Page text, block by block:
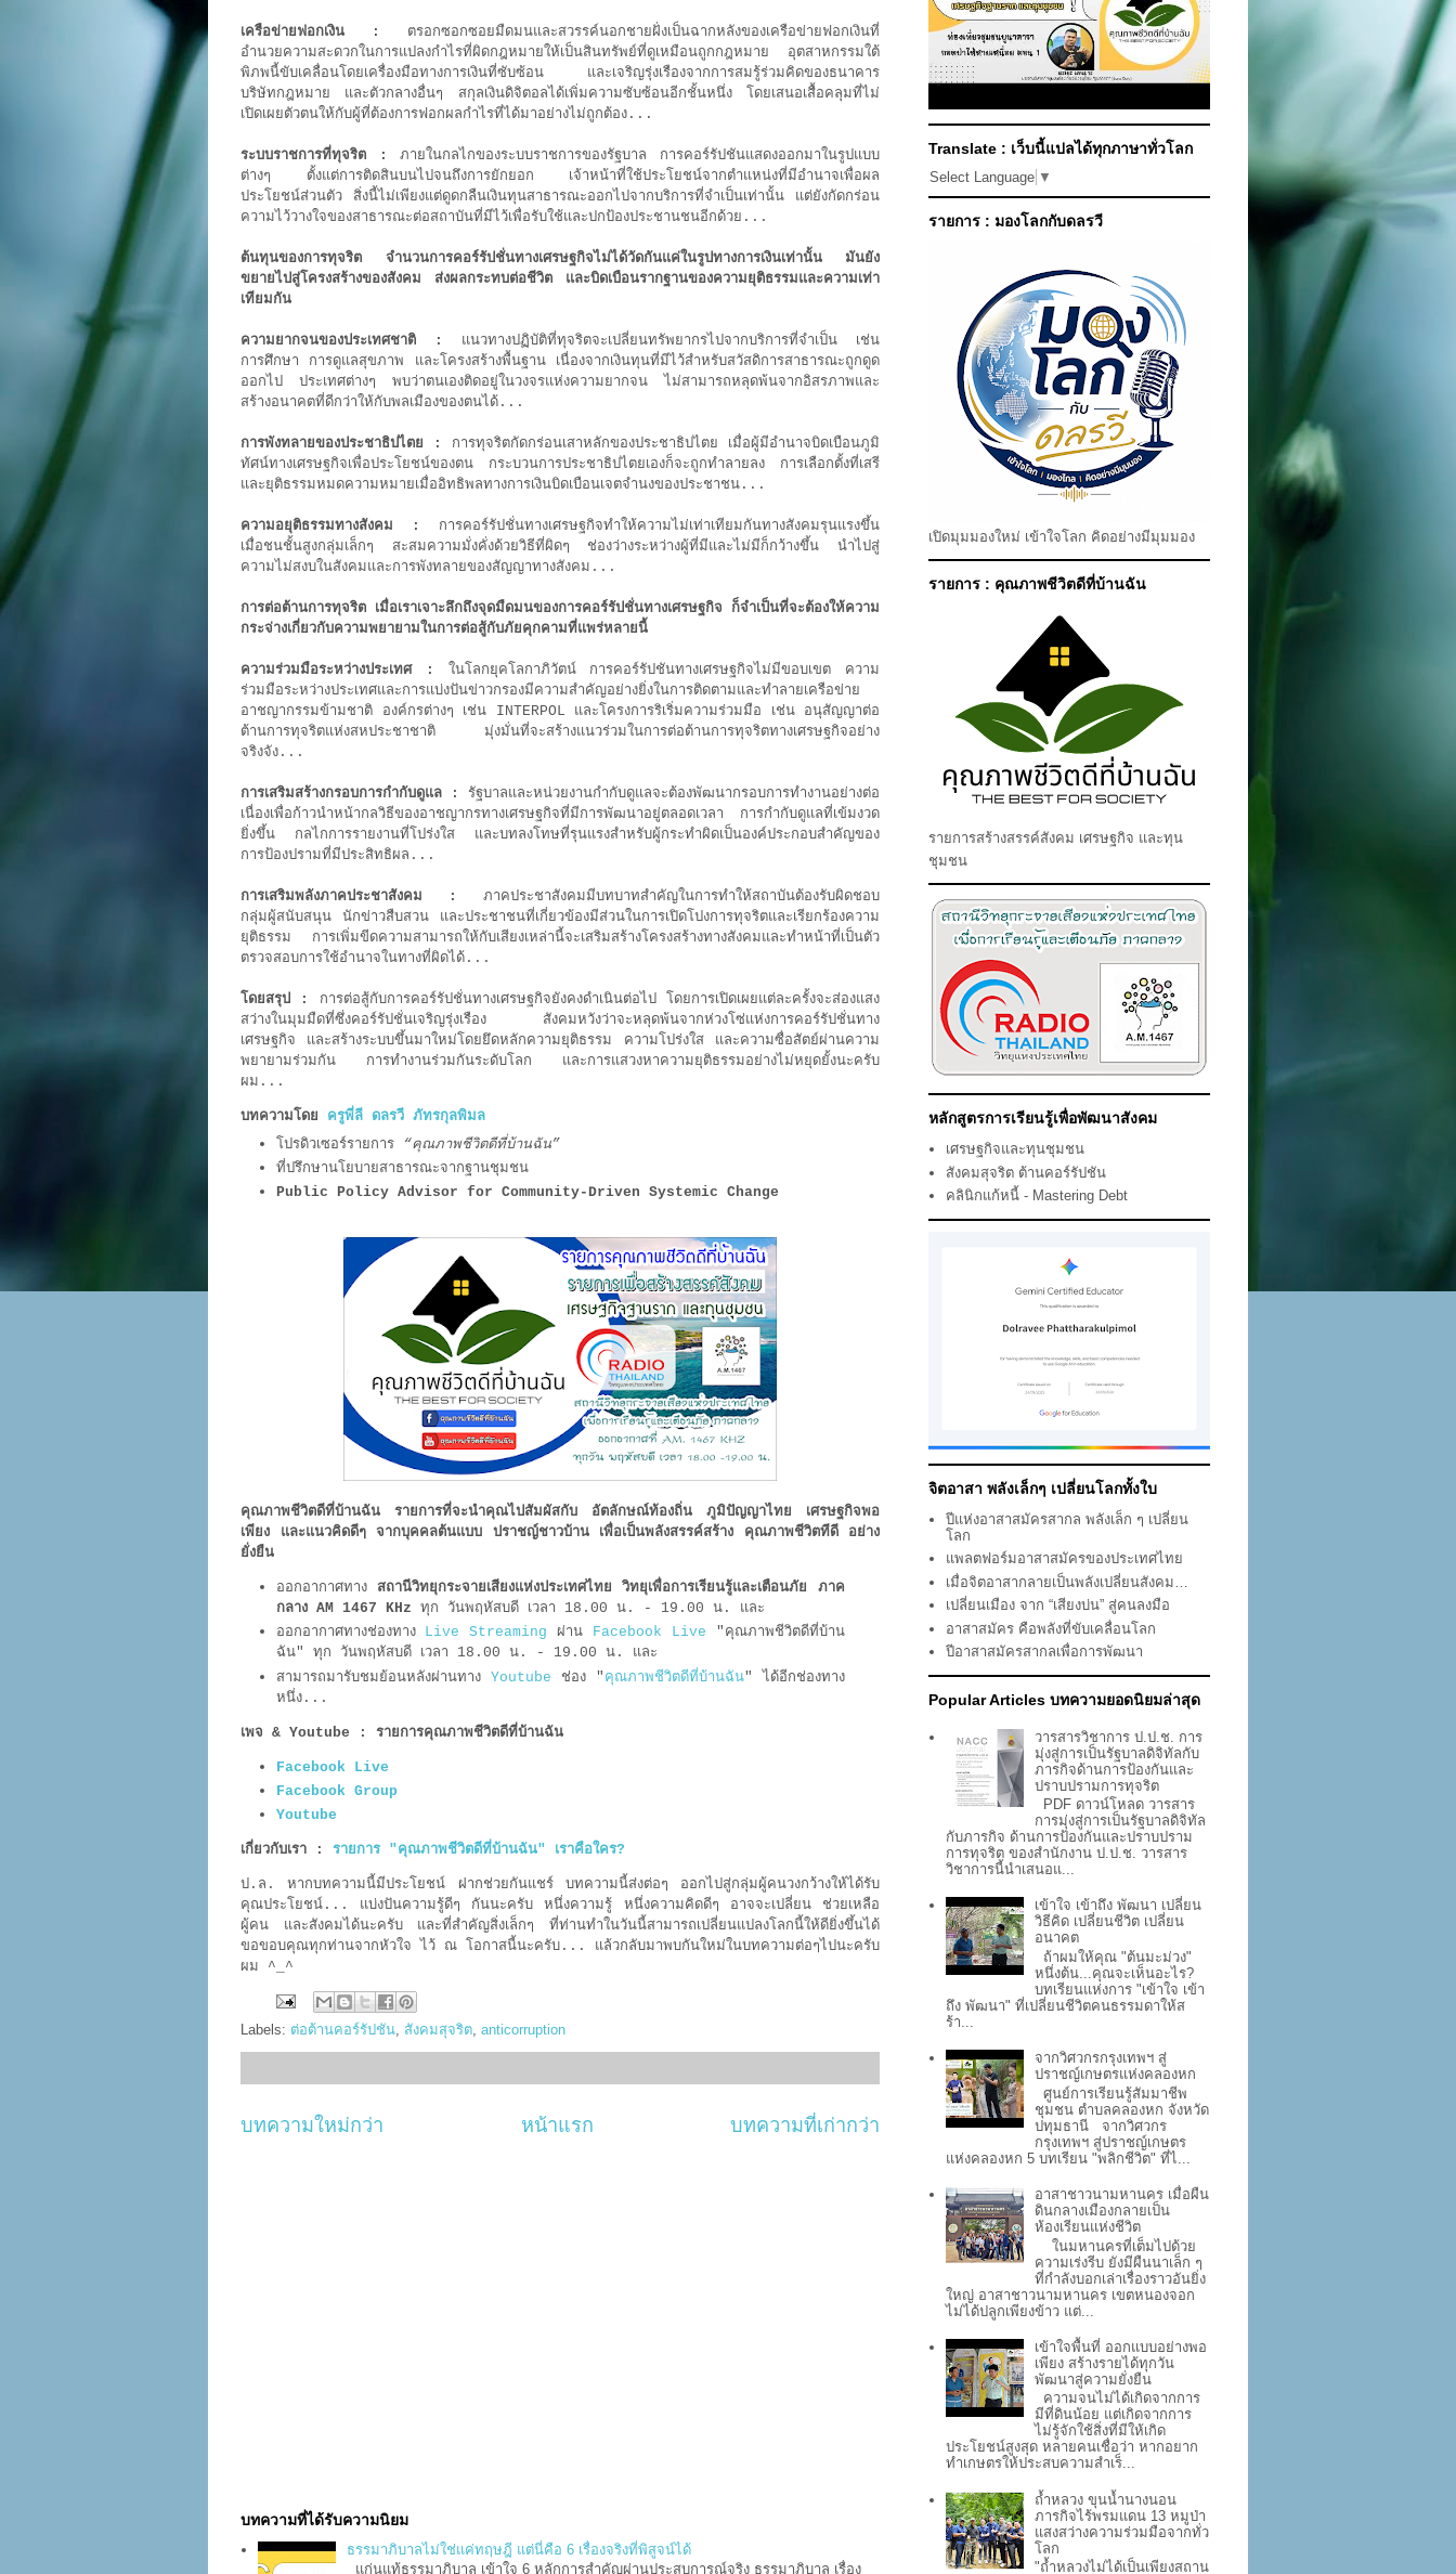
เครือข่ายฟอกเงิน :
ตรอกซอกซอยมืดมนและสวรรค์นอกชายฝั่งเป็นฉากหลังของเครือข่ายฟอกเงินที่
อำนวยความสะดวกในการแปลงกำไรที่ผิดกฎหมายให้เป็นสินทรัพย์ที่ดูเหมือนถูกกฎหมาย อุตสาหกรรมใต้
พิภพนี้ขับเคลื่อนโดยเครื่องมือทางการเงินที่ซับซ้อน และเจริญรุ่งเรืองจากการสมรู้ร่วมคิดของธนาคาร
บริษัทกฎหมาย และตัวกลางอื่นๆ สกุลเงินดิจิตอลได้เพิ่มความซับซ้อนอีกชั้นหนึ่ง โดยเสนอเสื้อคลุมที่ไม่
เปิดเผยตัวตนให้กับผู้ที่ต้องการฟอกผลกำไรที่ได้มาอย่างไม่ถูกต้อง...
ระบบราชการที่ทุจริต :
ภายในกลไกของระบบราชการของรัฐบาล การคอร์รัปชันแสดงออกมาในรูปแบบ
ต่างๆ ตั้งแต่การติดสินบนไปจนถึงการยักยอก เจ้าหน้าที่ใช้ประโยชน์จากตำแหน่งที่มีอำนาจเพื่อผล
ประโยชน์ส่วนตัว สิ่งนี้ไม่เพียงแต่ดูดกลืนเงินทุนสาธารณะออกไปจากบริการที่จำเป็นเท่านั้น แต่ยังกัดกร่อน
ความไว้วางใจของสาธารณะต่อสถาบันที่มีไว้เพื่อรับใช้และปกป้องประชานชนอีกด้วย...
ต้นทุนของการทุจริต จำนวนการคอร์รัปชั่นทางเศรษฐกิจไม่ได้วัดกันแค่ในรูปทางการเงินเท่านั้น มันยัง
ขยายไปสู่โครงสร้างของสังคม ส่งผลกระทบต่อชีวิต และบิดเบือนรากฐานของความยุติธรรมและความเท่า
เทียมกัน
ความยากจนของประเทศชาติ :
แนวทางปฏิบัติที่ทุจริตจะเปลี่ยนทรัพยากรไปจากบริการที่จำเป็น เช่น
การศึกษา การดูแลสุขภาพ และโครงสร้างพื้นฐาน เนื่องจากเงินทุนที่มีไว้สำหรับสวัสดิการสาธารณะถูกดูด
ออกไป ประเทศต่างๆ พบว่าตนเองติดอยู่ในวงจรแห่งความยากจน ไม่สามารถหลุดพ้นจากอิสรภาพและ
สร้างอนาคตที่ดีกว่าให้กับพลเมืองของตนได้...
การพังทลายของประชาธิปไตย :
การทุจริตกัดกร่อนเสาหลักของประชาธิปไตย เมื่อผู้มีอำนาจบิดเบือนภูมิ
ทัศน์ทางเศรษฐกิจเพื่อประโยชน์ของตน กระบวนการประชาธิปไตยเองก็จะถูกทำลายลง การเลือกตั้งที่เสรี
และยุติธรรมหมดความหมายเมื่ออิทธิพลทางการเงินบิดเบือนเจตจำนงของประชาชน...
ความอยุติธรรมทางสังคม :
การคอร์รัปชั่นทางเศรษฐกิจทำให้ความไม่เท่าเทียมกันทางสังคมรุนแรงขึ้น
เมื่อชนชั้นสูงกลุ่มเล็กๆ สะสมความมั่งคั่งด้วยวิธีที่ผิดๆ ช่องว่างระหว่างผู้ที่มีและไม่มีก็กว้างขึ้น นำไปสู่
ความไม่สงบในสังคมและการพังทลายของสัญญาทางสังคม...
การต่อต้านการทุจริต เมื่อเราเจาะลึกถึงจุดมืดมนของการคอร์รัปชั่นทางเศรษฐกิจ ก็จำเป็นที่จะต้องให้ความ
กระจ่างเกี่ยวกับความพยายามในการต่อสู้กับภัยคุกคามที่แพร่หลายนี้
ความร่วมมือระหว่างประเทศ :
ในโลกยุคโลกาภิวัตน์ การคอร์รัปชันทางเศรษฐกิจไม่มีขอบเขต ความ
ร่วมมือระหว่างประเทศและการแบ่งปันข่าวกรองมีความสำคัญอย่างยิ่งในการติดตามและทำลายเครือข่าย
อาชญากรรมข้ามชาติ องค์กรต่างๆ เช่น INTERPOL และโครงการริเริ่มความร่วมมือ เช่น อนุสัญญาต่อ
ต้านการทุจริตแห่งสหประชาชาติ มุ่งมั่นที่จะสร้างแนวร่วมในการต่อต้านการทุจริตทางเศรษฐกิจอย่าง
จริงจัง...
การเสริมสร้างกรอบการกำกับดูแล :
รัฐบาลและหน่วยงานกำกับดูแลจะต้องพัฒนากรอบการทำงานอย่างต่อ
เนื่องเพื่อก้าวนำหน้ากลวิธีของอาชญากรทางเศรษฐกิจที่มีการพัฒนาอยู่ตลอดเวลา การกำกับดูแลที่เข้มงวด
ยิ่งขึ้น กลไกการรายงานที่โปร่งใส และบทลงโทษที่รุนแรงสำหรับผู้กระทำผิดเป็นองค์ประกอบสำคัญของ
การป้องปรามที่มีประสิทธิผล...
การเสริมพลังภาคประชาสังคม :
ภาคประชาสังคมมีบทบาทสำคัญในการทำให้สถาบันต้องรับผิดชอบ
กลุ่มผู้สนับสนุน นักข่าวสืบสวน และประชาชนที่เกี่ยวข้องมีส่วนในการเปิดโปงการทุจริตและเรียกร้องความ
ยุติธรรม การเพิ่มขีดความสามารถให้กับเสียงเหล่านี้จะเสริมสร้างโครงสร้างทางสังคมและทำหน้าที่เป็นตัว
ตรวจสอบการใช้อำนาจในทางที่ผิดได้...
โดยสรุป :
การต่อสู้กับการคอร์รัปชั่นทางเศรษฐกิจยังคงดำเนินต่อไป โดยการเปิดเผยแต่ละครั้งจะส่องแสง
สว่างในมุมมืดที่ซึ่งคอร์รัปชั่นเจริญรุ่งเรือง สังคมหวังว่าจะหลุดพ้นจากห่วงโซ่แห่งการคอร์รัปชั่นทาง
เศรษฐกิจ และสร้างระบบขึ้นมาใหม่โดยยึดหลักความยุติธรรม ความโปร่งใส และความซื่อสัตย์ผ่านความ
พยายามร่วมกัน การทำงานร่วมกันระดับโลก และการแสวงหาความยุติธรรมอย่างไม่หยุดยั้งนะครับ
ผม...
บทความโดย ครูพี่ลี ดลรวี ภัทรกุลพิมล
โปรดิวเซอร์รายการ “คุณภาพชีวิตดีที่บ้านฉัน”
ที่ปรึกษานโยบายสาธารณะจากฐานชุมชน
Public Policy Advisor for Community-Driven Systemic Change
คุณภาพชีวิตดีที่บ้านฉัน รายการที่จะนำคุณไปสัมผัสกับ อัตลักษณ์ท้องถิ่น ภูมิปัญญาไทย เศรษฐกิจพอ
เพียง และแนวคิดดีๆ จากบุคคลต้นแบบ ปราชญ์ชาวบ้าน เพื่อเป็นพลังสรรค์สร้าง คุณภาพชีวิตทีดี อย่าง
ยั่งยืน
ออกอากาศทาง สถานีวิทยุกระจายเสียงแห่งประเทศไทย วิทยุเพื่อการเรียนรู้และเตือนภัย ภาค
กลาง AM 1467 KHz ทุก วันพฤหัสบดี เวลา 18.00 น. - 19.00 น. และ
ออกอากาศทางช่องทาง Live Streaming ผ่าน Facebook Live "คุณภาพชีวิตดีที่บ้าน
ฉัน" ทุก วันพฤหัสบดี เวลา 18.00 น. - 19.00 น.
และ
สามารถมารับชมย้อนหลังผ่านทาง Youtube ช่อง " คุณภาพชีวิตดีที่บ้านฉัน" ได้อีกช่องทาง
หนึ่ง...
เพจ & Youtube : รายการคุณภาพชีวิตดีที่บ้านฉัน
Facebook Live
Facebook Group
Youtube
เกี่ยวกับเรา : รายการ "คุณภาพชีวิตดีที่บ้านฉัน" เราคือใคร?
ป.ล. หากบทความนี้มีประโยชน์ ฝากช่วยกันแชร์ บทความนี้ส่งต่อๆ ออกไปสู่กลุ่มผู้คนวงกว้างให้ได้รับ
คุณประโยชน์... แบ่งปันความรู้ดีๆ กันนะครับ หนึ่งความรู้ หนึ่งความคิดดีๆ อาจจะเปลี่ยน ช่วยเหลือ
ผู้คน และสังคมได้นะครับ และที่สำคัญสิ่งเล็กๆ ที่ท่านทำในวันนี้สามารถเปลี่ยนแปลงโลกนี้ให้ดียิ่งขึ้นได้
ขอขอบคุณทุกท่านจากหัวใจ ไว้ ณ โอกาสนี้นะครับ... แล้วกลับมาพบกันใหม่ในบทความต่อๆไปนะครับ
ผม ^_^
Labels: ต่อต้านคอร์รัปชัน, สังคมสุจริต, anticorruption
บทความใหม่กว่า บทความที่เก่ากว่า
หน้าแรก
บทความที่ได้รับความนิยม
ธรรมาภิบาลไม่ใช่แค่ทฤษฎี แต่นี่คือ 6 เรื่องจริงที่พิสูจน์ได้
แก่นแท้ธรรมาภิบาล เข้าใจ 6 หลักการสำคัญผ่านประสบการณ์จริง ธรรมาภิบาล เรื่อง
Translate : เว็บนี้แปลได้ทุกภาษาทั่วโลก
Select Language ▼
รายการ : มองโลกกับดลรวี
เปิดมุมมองใหม่ เข้าใจโลก คิดอย่างมีมุมมอง
รายการ : คุณภาพชีวิตดีที่บ้านฉัน
รายการสร้างสรรค์สังคม เศรษฐกิจ และทุน
ชุมชน
หลักสูตรการเรียนรู้เพื่อพัฒนาสังคม
เศรษฐกิจและทุนชุมชน
สังคมสุจริต ต้านคอร์รัปชัน
คลินิกแก้หนี้ - Mastering Debt
จิตอาสา พลังเล็กๆ เปลี่ยนโลกทั้งใบ
ปีแห่งอาสาสมัครสากล พลังเล็ก ๆ เปลี่ยน
โลก
แพลตฟอร์มอาสาสมัครของประเทศไทย
เมื่อจิตอาสากลายเป็นพลังเปลี่ยนสังคม…
เปลี่ยนเมือง จาก “เสียงบ่น” สู่คนลงมือ
อาสาสมัคร คือพลังที่ขับเคลื่อนโลก
ปีอาสาสมัครสากลเพื่อการพัฒนา
Popular Articles บทความยอดนิยมล่าสุด
วารสารวิชาการ ป.ป.ช. การ
มุ่งสู่การเป็นรัฐบาลดิจิทัลกับ
ภารกิจด้านการป้องกันและ
ปราบปรามการทุจริต
PDF ดาวน์โหลด วารสาร
การมุ่งสู่การเป็นรัฐบาลดิจิทัล
กับภารกิจ ด้านการป้องกันและปราบปราม
การทุจริต ของสำนักงาน ป.ป.ช. วารสาร
วิชาการนี้นำเสนอแ...
เข้าใจ เข้าถึง พัฒนา เปลี่ยน
วิธีคิด เปลี่ยนชีวิต เปลี่ยน
อนาคต
ถ้าผมให้คุณ "ต้นมะม่วง"
หนึ่งต้น...คุณจะเห็นอะไร?
บทเรียนแห่งการ "เข้าใจ เข้า
ถึง พัฒนา" ที่เปลี่ยนชีวิตคนธรรมดาให้ส
ร้า...
จากวิศวกรกรุงเทพฯ สู่
ปราชญ์เกษตรแห่งคลองหก
ศูนย์การเรียนรู้สัมมาชีพ
ชุมชน ตำบลคลองหก จังหวัด
ปทุมธานี จากวิศวกร
กรุงเทพฯ สู่ปราชญ์เกษตร
แห่งคลองหก 5 บทเรียน "พลิกชีวิต" ที่ไ...
อาสาชาวนามหานคร เมื่อผืน
ดินกลางเมืองกลายเป็น
ห้องเรียนแห่งชีวิต
ในมหานครที่เต็มไปด้วย
ความเร่งรีบ ยังมีผืนนาเล็ก ๆ
ที่กำลังบอกเล่าเรื่องราวอันยิ่ง
ใหญ่ อาสาชาวนามหานคร เขตหนองจอก
ไม่ได้ปลูกเพียงข้าว แต่...
เข้าใจพื้นที่ ออกแบบอย่างพอ
เพียง สร้างรายได้ทุกวัน
พัฒนาสู่ความยั่งยืน
ความจนไม่ได้เกิดจากการ
มีที่ดินน้อย แต่เกิดจากการ
ไม่รู้จักใช้สิ่งที่มีให้เกิด
ประโยชน์สูงสุด หลายคนเชื่อว่า หากอยาก
ทำเกษตรให้ประสบความสำเร็...
ถ้ำหลวง ขุนน้ำนางนอน
ภารกิจไร้พรมแดน 13 หมูป่า
แสงสว่างความร่วมมือจากทั่ว
โลก
"ถ้ำหลวงไม่ได้เป็นเพียงสถาน